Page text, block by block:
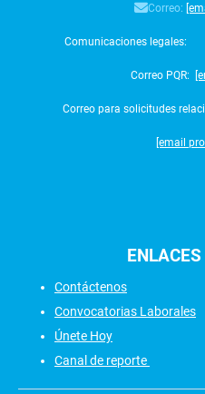
Correo:
Comunicaciones legales:
Correo PQR:
Correo para solicitudes
[email
ENLACES
Contáctenos
Convocatorias Laborales
Únete Hoy
Canal de reporte